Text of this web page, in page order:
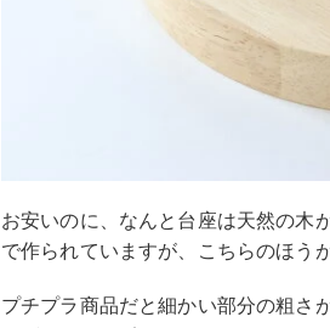
お安いのに、なんと台座は天然の木
で作られていますが、こちらのほう
プチプラ商品だと細かい部分の粗さ